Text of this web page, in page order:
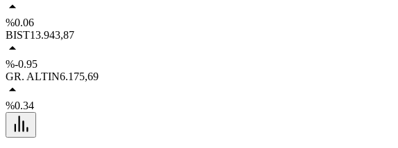
%0.06
BIST13.943,87
%-0.95
GR. ALTIN6.175,69
%0.34